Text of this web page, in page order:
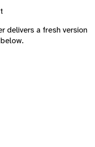
delivers a fresh version